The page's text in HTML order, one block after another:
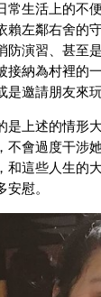
常生活上的不
賴左鄰右舍的
防演習、甚至
接納為村裡的
邀請朋友來
是上述的情形
不會過度干涉
和這些人生的
慰。